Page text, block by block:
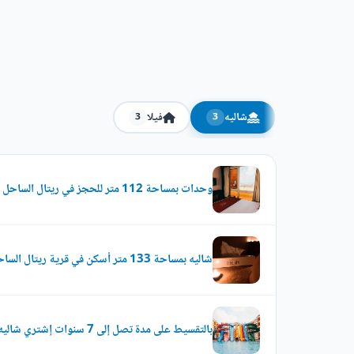
شاليه 3 فيلا 3
وحدات بمساحة 112 متر للحجز في ريتال الساحل الشمالي
شاليه بمساحة 133 متر أسكن في قرية ريتال الساحل الشمالي
بالتقسيط على مدة تصل إلى 7 سنوات إشتري شاليه في ريتال الساحل الشمالي